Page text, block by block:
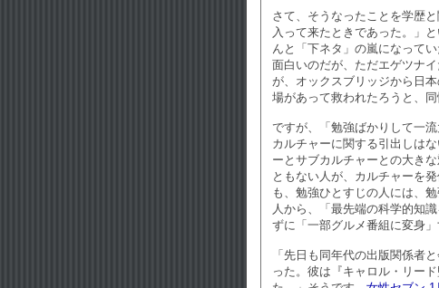
さて、そうなったことを学歴
入って来たときであった。」
んと「下ネタ」の嵐になって
面白いのだが、ただエゲツナ
が、オックスブリッジから日
場があって救われたろうと、
ですが、「勉強ばかりして一
カルチャーに関する引出しは
ーとサブカルチャーとの大き
ともない人が、カルチャーを
も、勉強ひとすじの人には、
人から、「最先端の科学的知
ずに「一部グルメ番組に変身
「先日も同年代の出版関係者
った。彼は『キャロル・リー